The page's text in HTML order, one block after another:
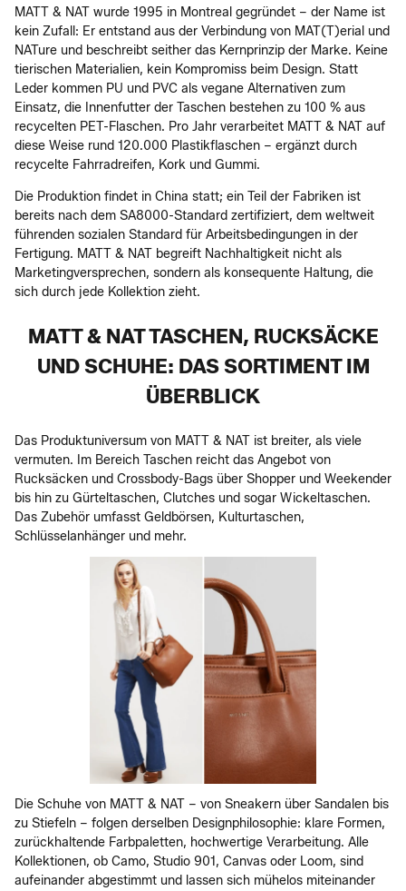
MATT & NAT wurde 1995 in Montreal gegründet – der Name ist
kein Zufall: Er entstand aus der Verbindung von MAT(T)erial und
NATure und beschreibt seither das Kernprinzip der Marke. Keine
tierischen Materialien, kein Kompromiss beim Design. Statt
Leder kommen PU und PVC als vegane Alternativen zum
Einsatz, die Innenfutter der Taschen bestehen zu 100 % aus
recycelten PET-Flaschen. Pro Jahr verarbeitet MATT & NAT auf
diese Weise rund 120.000 Plastikflaschen – ergänzt durch
recycelte Fahrradreifen, Kork und Gummi.
Die Produktion findet in China statt; ein Teil der Fabriken ist
bereits nach dem SA8000-Standard zertifiziert, dem weltweit
führenden sozialen Standard für Arbeitsbedingungen in der
Fertigung. MATT & NAT begreift Nachhaltigkeit nicht als
Marketingversprechen, sondern als konsequente Haltung, die
sich durch jede Kollektion zieht.
MATT & NAT TASCHEN, RUCKSÄCKE
UND SCHUHE: DAS SORTIMENT IM
ÜBERBLICK
Das Produktuniversum von MATT & NAT ist breiter, als viele
vermuten. Im Bereich Taschen reicht das Angebot von
Rucksäcken und Crossbody-Bags über Shopper und Weekender
bis hin zu Gürteltaschen, Clutches und sogar Wickeltaschen.
Das Zubehör umfasst Geldbörsen, Kulturtaschen,
Schlüsselanhänger und mehr.
Die Schuhe von MATT & NAT – von Sneakern über Sandalen bis
zu Stiefeln – folgen derselben Designphilosophie: klare Formen,
zurückhaltende Farbpaletten, hochwertige Verarbeitung. Alle
Kollektionen, ob Camo, Studio 901, Canvas oder Loom, sind
aufeinander abgestimmt und lassen sich mühelos miteinander